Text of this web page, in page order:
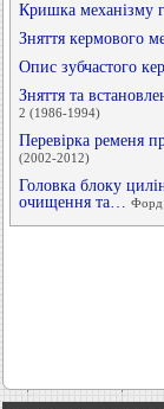
Кришка механізму
Зняття кермового
Опис зубчастого
Зняття та
2 (1986-1994)
Перевірка ременя
(2002-2012)
Головка блоку
очищення та… Форд